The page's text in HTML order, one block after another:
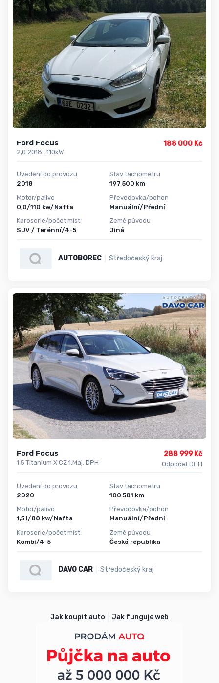
Ford Focus
2,0 2018 , 110kW
188 000 Kč
Uvedení do provozu
2018
Motor/palivo
0,0/110 kw/Nafta
Karoserie/počet míst
SUV / Terénní/4-5
Stav tachometru
197 500 km
Převodovka/pohon
Manuální/Přední
Země původu
Jiná
AUTOBOREC Středočeský kraj
Ford Focus
1,5 Titanium X CZ 1.Maj. DPH
288 999 Kč
Odpočet DPH
Uvedení do provozu
2020
Motor/palivo
1,5 l/88 kw/Nafta
Karoserie/počet míst
Kombi/4-5
Stav tachometru
100 581 km
Převodovka/pohon
Manuální/Přední
Země původu
Česká republika
DAVO CAR Středočeský kraj
Jak koupit auto Jak funguje web